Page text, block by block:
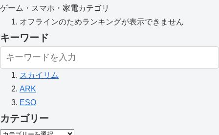
ゲーム・スマホ・家電カテゴリ
オフラインのためランキングが表示できません
キーワード
スカイリム
ARK
ESO
カテゴリー